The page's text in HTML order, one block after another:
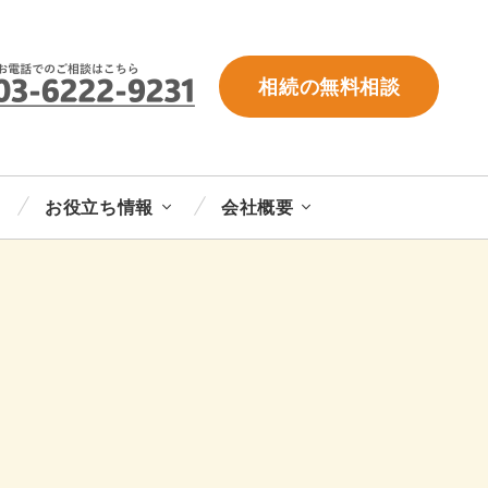
相続の無料相談
お役立ち情報 会社概要